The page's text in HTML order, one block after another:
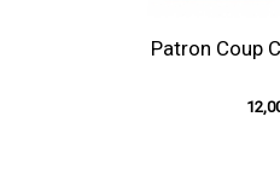
Patron Coup